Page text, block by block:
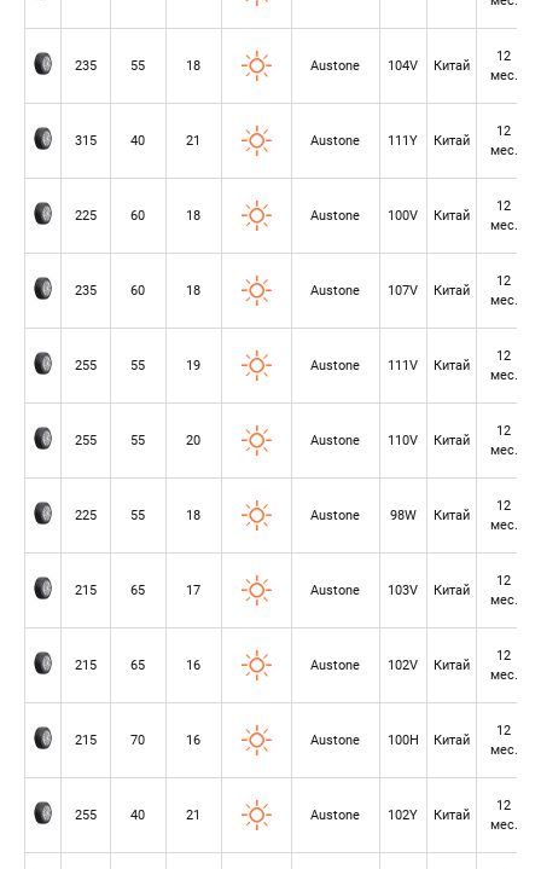
235 55 18 Austone 104V Китай
12
мес.
315 40 21 Austone 111Y Китай
12
мес.
225 60 18 Austone 100V Китай
12
мес.
235 60 18 Austone 107V Китай
12
мес.
255 55 19 Austone 111V Китай
12
мес.
255 55 20 Austone 110V Китай
12
мес.
225 55 18 Austone 98W Китай
12
мес.
215 65 17 Austone 103V Китай
12
мес.
215 65 16 Austone 102V Китай
12
мес.
215 70 16 Austone 100H Китай
12
мес.
255 40 21 Austone 102Y Китай
12
мес.